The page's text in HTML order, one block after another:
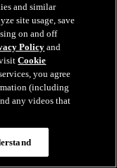
26
grundserien
and similar
site usage, save
on and off
Policyand
visitCookie
you agree
(including
any videos that